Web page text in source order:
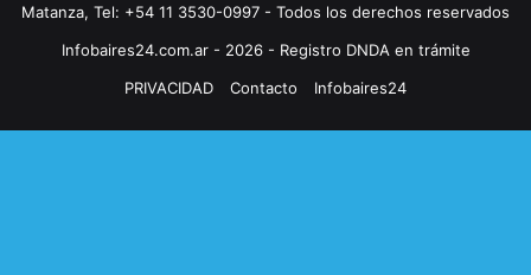
Matanza, Tel: +54 11 3530-0997 - Todos los derechos reservados
Infobaires24.com.ar - 2026 - Registro DNDA en trámite
PRIVACIDAD
Contacto Infobaires24